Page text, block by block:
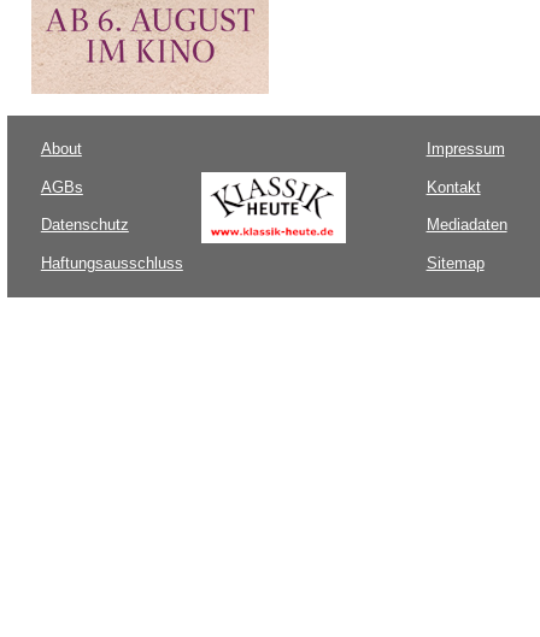
About
AGBs
Datenschutz
Haftungsausschluss
Impressum
Kontakt
Mediadaten
Sitemap